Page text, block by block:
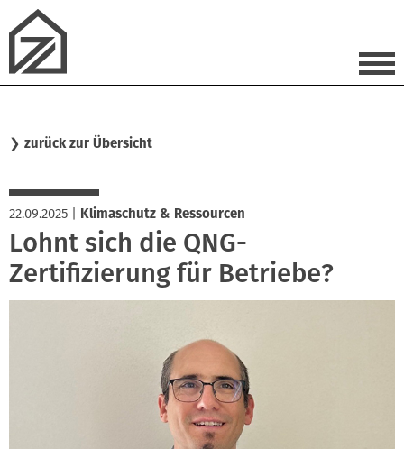
❯ zurück zur Übersicht
22.09.2025 Klimaschutz & Ressourcen
Lohnt sich die QNG-
Zertifizierung für Betriebe?